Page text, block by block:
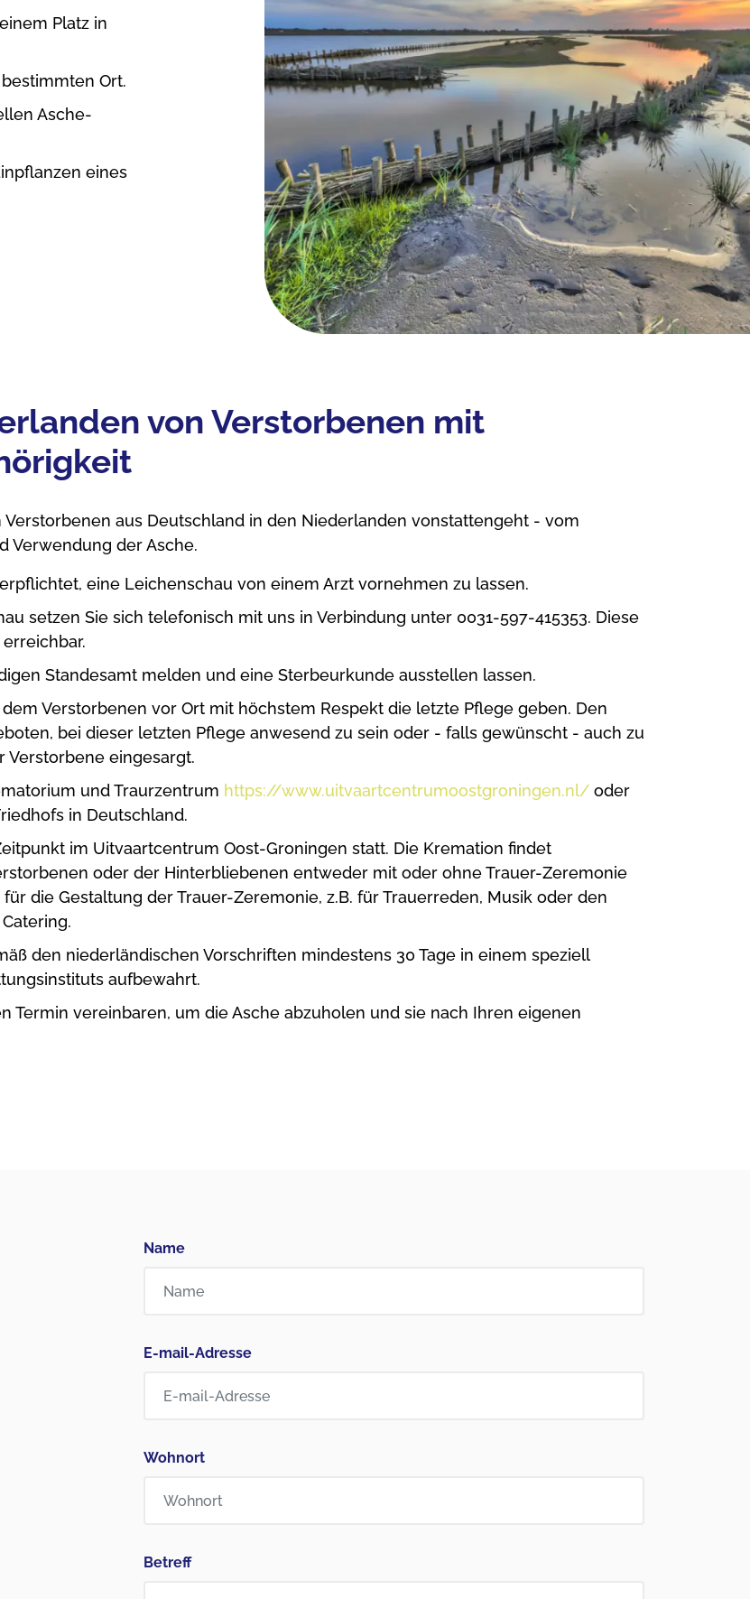
Platz in
Ort.
Asche-
eines
von Verstorbenen mit
aus Deutschland in den Niederlanden vonstattengeht - vom
Verwendung der Asche.
eine Leichenschau von einem Arzt vornehmen zu lassen.
setzen Sie sich telefonisch mit uns in Verbindung unter 0031-597-415353. Diese
Standesamt melden und eine Sterbeurkunde ausstellen lassen.
Verstorbenen vor Ort mit höchstem Respekt die letzte Pflege geben. Den
bei dieser letzten Pflege anwesend zu sein oder - falls gewünscht - auch zu
Verstorbene eingesargt.
und Traurzentrum https://www.uitvaartcentrumoostgroningen.nl/ oder
in Deutschland.
im Uitvaartcentrum Oost-Groningen statt. Die Kremation findet
oder der Hinterbliebenen entweder mit oder ohne Trauer-Zeremonie
die Gestaltung der Trauer-Zeremonie, z.B. für Trauerreden, Musik oder den
den niederländischen Vorschriften mindestens 30 Tage in einem speziell
aufbewahrt.
Termin vereinbaren, um die Asche abzuholen und sie nach Ihren eigenen
Name
E-mail-Adresse
Wohnort
Betreff